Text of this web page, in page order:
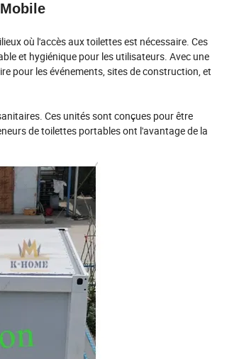
où l'accès aux toilettes est nécessaire. Ces
et hygiénique pour les utilisateurs. Avec une
pour les événements, sites de construction, et
Ces unités sont conçues pour être
de toilettes portables ont l'avantage de la